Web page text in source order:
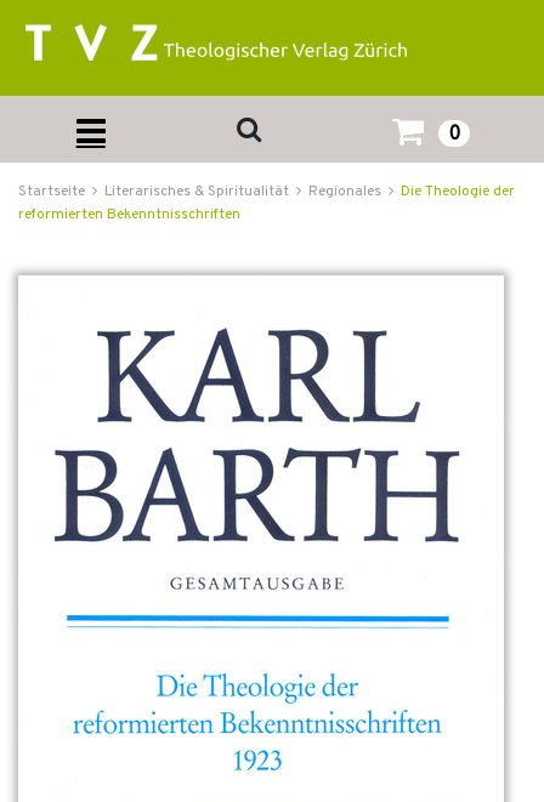
0
Startseite Literarisches & Spiritualität Regionales
Die Theologie der
reformierten Bekenntnisschriften